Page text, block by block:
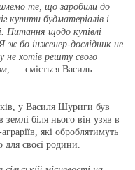
те, що заробили до
купити будматеріалів і
Питання щодо купівлі
ж бо інженер-дослідник не
не хотів решту свого
, — сміється Василь
у Василя Шуриги був
біля нього він узяв в
які оброблятимуть
своєї родини.